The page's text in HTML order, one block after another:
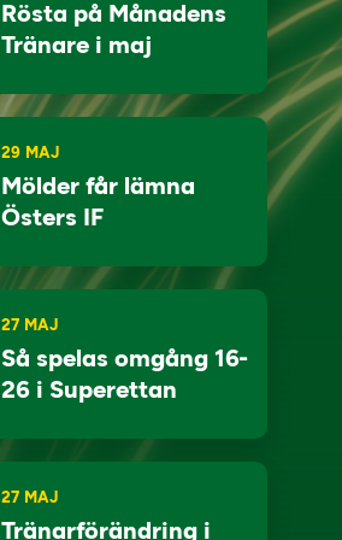
Rösta på Månadens
Tränare i maj
29 MAJ
Mölder får lämna
Östers IF
27 MAJ
Så spelas omgång 16-
26 i Superettan
27 MAJ
Tränarförändring i